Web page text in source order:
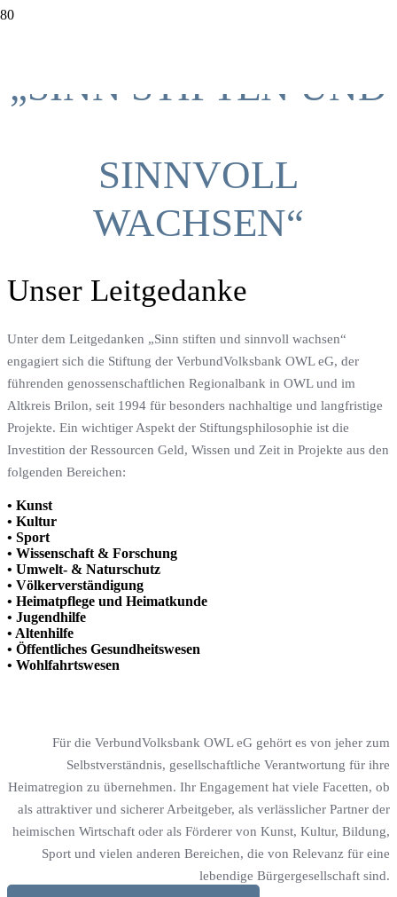
„SINN STIFTEN UND
SINNVOLL
WACHSEN“
Unser Leitgedanke
Unter dem Leitgedanken „Sinn stiften und sinnvoll wachsen“
engagiert sich die Stiftung der VerbundVolksbank OWL eG, der
führenden genossenschaftlichen Regionalbank in OWL und im
Altkreis Brilon, seit 1994 für besonders nachhaltige und langfristige
Projekte. Ein wichtiger Aspekt der Stiftungsphilosophie ist die
Investition der Ressourcen Geld, Wissen und Zeit in Projekte aus den
folgenden Bereichen:
• Kunst
• Kultur
• Sport
• Wissenschaft & Forschung
• Umwelt- & Naturschutz
• Völkerverständigung
• Heimatpflege und Heimatkunde
• Jugendhilfe
• Altenhilfe
• Öffentliches Gesundheitswesen
• Wohlfahrtswesen
Für die VerbundVolksbank OWL eG gehört es von jeher zum
Selbstverständnis, gesellschaftliche Verantwortung für ihre
Heimatregion zu übernehmen. Ihr Engagement hat viele Facetten, ob
als attraktiver und sicherer Arbeitgeber, als verlässlicher Partner der
heimischen Wirtschaft oder als Förderer von Kunst, Kultur, Bildung,
Sport und vielen anderen Bereichen, die von Relevanz für eine
lebendige Bürgergesellschaft sind.